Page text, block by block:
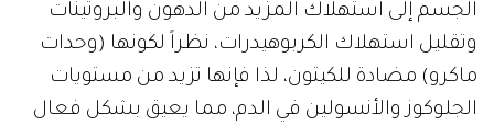
الجسم إلى استهلاك المزيد من الدهون والبروتينات
وتقليل استهلاك الكربوهيدرات، نظراً لكونها (وحدات
ماكرو) مضادة للكيتون، لذا فإنها تزيد من مستويات
الجلوكوز والأنسولين في الدم، مما يعيق بشكل فعال